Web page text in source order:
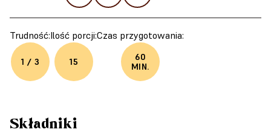
Trudność:
1 / 3
Ilość porcji:
15
Czas przygotowania:
60
MIN.
Składniki